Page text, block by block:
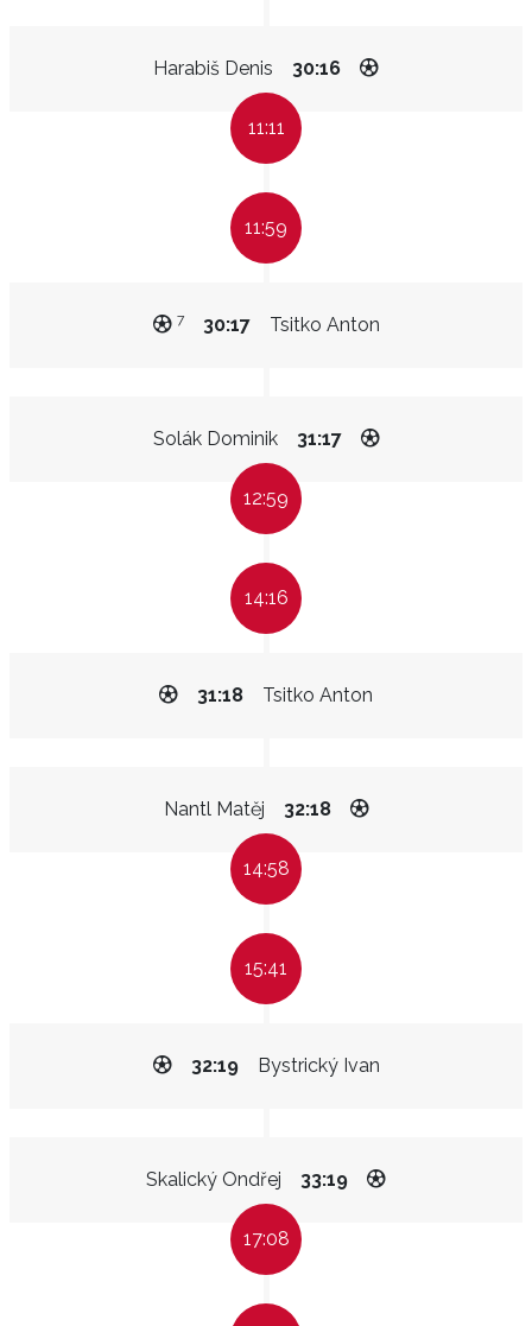
Harabiš Denis 30:16
11:11
11:59
Tsitko Anton
30:17
7
Solák Dominik 31:17
12:59
14:16
Tsitko Anton
31:18
Nantl Matěj 32:18
14:58
15:41
Bystrický Ivan
32:19
Skalický Ondřej 33:19
17:08